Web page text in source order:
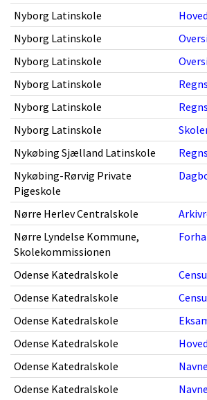
Nyborg Latinskole
Nyborg Latinskole
Nyborg Latinskole
Nyborg Latinskole
Nyborg Latinskole
Nyborg Latinskole
Nykøbing Sjælland Latinskole
Nykøbing-Rørvig Private
Pigeskole
Nørre Herlev Centralskole
Nørre Lyndelse Kommune,
Skolekommissionen
Odense Katedralskole
Odense Katedralskole
Odense Katedralskole
Odense Katedralskole
Odense Katedralskole
Odense Katedralskole